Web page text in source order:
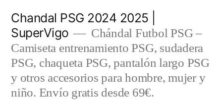
contenido
Chandal PSG 2024 2025 |
SuperVigo
Chándal Futbol PSG –
Camiseta entrenamiento PSG, sudadera
PSG, chaqueta PSG, pantalón largo PSG
y otros accesorios para hombre, mujer y
niño. Envío gratis desde 69€.